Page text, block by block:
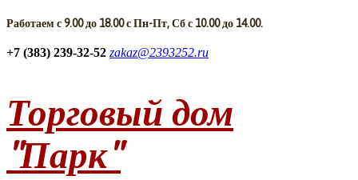
Работаем с 9.00 до 18.00 с Пн-Пт, Сб с 10.00 до 14.00.
+7 (383) 239-32-52 zakaz@2393252.ru
Торговый дом
"Парк"